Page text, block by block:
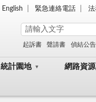
English 緊急連絡電話
起訴書 聲請書 偵結公告
統計園地 網路資